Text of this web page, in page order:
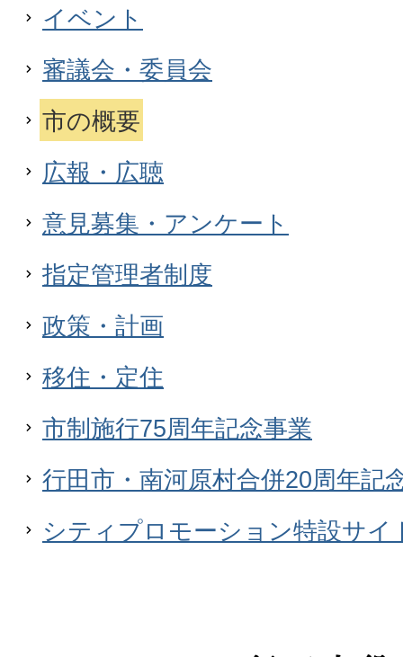
イベント
審議会・委員会
市の概要
広報・広聴
意見募集・アンケート
指定管理者制度
政策・計画
移住・定住
市制施行75周年記念事業
行田市・南河原村合併20周年記
シティプロモーション特設サイ